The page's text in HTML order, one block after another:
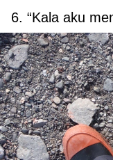
6. “Kala aku